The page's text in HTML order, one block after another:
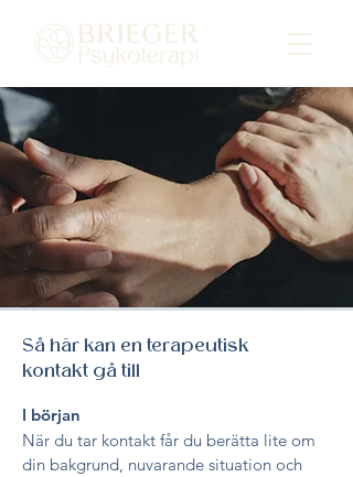
Så här kan en terapeutisk
kontakt gå till
I början
När du tar kontakt får du berätta lite om
din bakgrund, nuvarande situation och